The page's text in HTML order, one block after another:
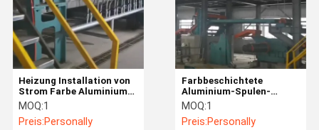
Heizung Installation von
Strom Farbe Aluminium-
Spule
Beschichtungsleitungen
Elektrische Heizung
MOQ:1
Preis:Personally
Farbbeschichtete
Aluminium-Spulen-
Beschichtungsleitungen
MOQ:1
Preis:Personally